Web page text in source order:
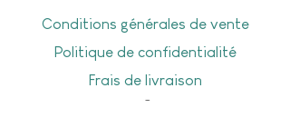
Conditions générales de vente
Politique de confidentialité
Frais de livraison